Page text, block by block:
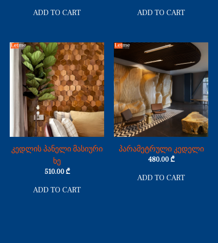
ADD TO CART ADD TO CART
კედლის პანელი მასიური
ხე
510.00₾
ADD TO CART
პარამეტრული კედელი
480.00₾
ADD TO CART